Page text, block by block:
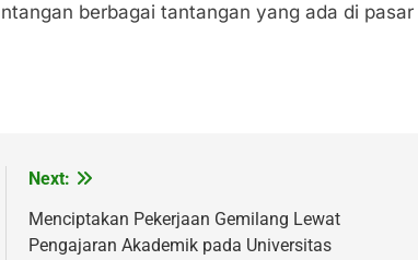
berbagai tantangan yang ada di pasar
Next:
Menciptakan Pekerjaan Gemilang Lewat
Pengajaran Akademik pada Universitas